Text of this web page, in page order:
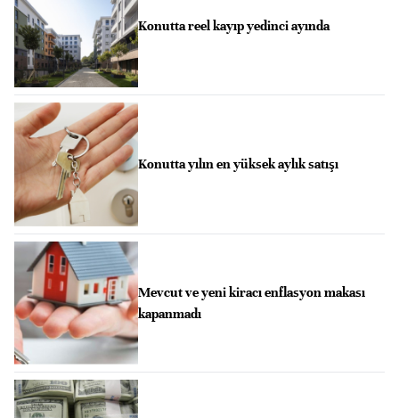
Konutta reel kayıp yedinci ayında
Konutta yılın en yüksek aylık satışı
Mevcut ve yeni kiracı enflasyon makası
kapanmadı